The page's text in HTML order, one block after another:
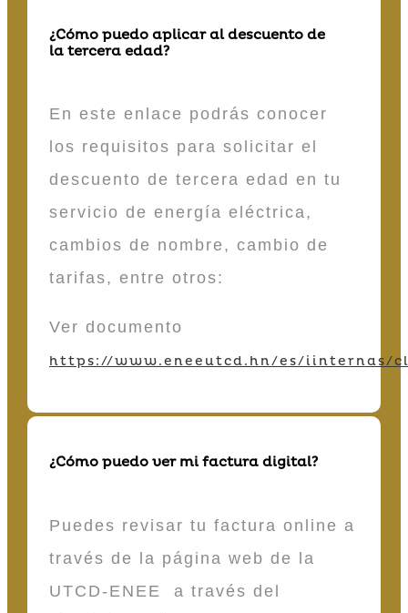
¿Cómo puedo aplicar al descuento de
la tercera edad?
En este enlace podrás conocer
los requisitos para solicitar el
descuento de tercera edad en tu
servicio de energía eléctrica,
cambios de nombre, cambio de
tarifas, entre otros:
Ver documento
https://www.eneeutcd.hn/es/iinternas/
¿Cómo puedo ver mi factura digital?
Puedes revisar tu factura online a
través de la página web de la
UTCD-ENEE a través del